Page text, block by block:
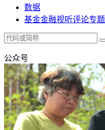
数据
基金金融视听评论专题
公众号